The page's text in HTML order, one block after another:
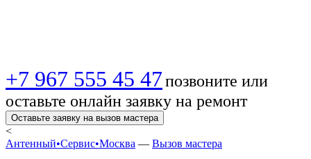
+7 967 555 45 47позвоните или
оставьте онлайн заявку на ремонт
Оставьте заявку на вызов мастера
<
Антенный•Сервис•Москва — Вызов мастера